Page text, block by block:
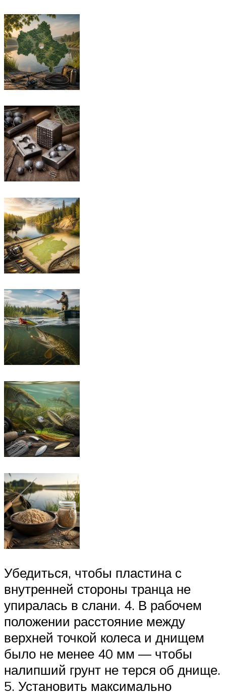
Убедиться, чтобы пластина с
внутренней стороны транца не
упиралась в слани. 4. В рабочем
положении расстояние между
верхней точкой колеса и днищем
было не менее 40 мм — чтобы
налипший грунт не терся об днище.
5. Установить максимально